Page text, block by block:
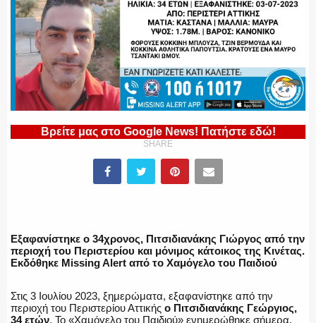
ΟΜΑΔΑ “Ζ”
ΕΚΑΜ
ΕΛΛΗΝΙΚΗ ΑΣΤΥΝΟΜΙΑ
ΠΥΡΟΣΒΕΣΤΙΚΗ
Βρείτε μας στο Google News! Πατήστε εδώ!
SHARE
Εξαφανίστηκε ο 34χρονος, Πιτσιδιανάκης Γιώργος από την
περιοχή του Περιστερίου και μόνιμος κάτοικος της Κινέτας.
Εκδόθηκε Missing Alert από το Χαμόγελο του Παιδιού
Στις 3 Ιουλίου 2023, ξημερώματα, εξαφανίστηκε από την
περιοχή του Περιστερίου Αττικής ο Πιτσιδιανάκης Γεώργιος,
34 ετών. Το «Χαμόγελο του Παιδιού» ενημερώθηκε σήμερα,